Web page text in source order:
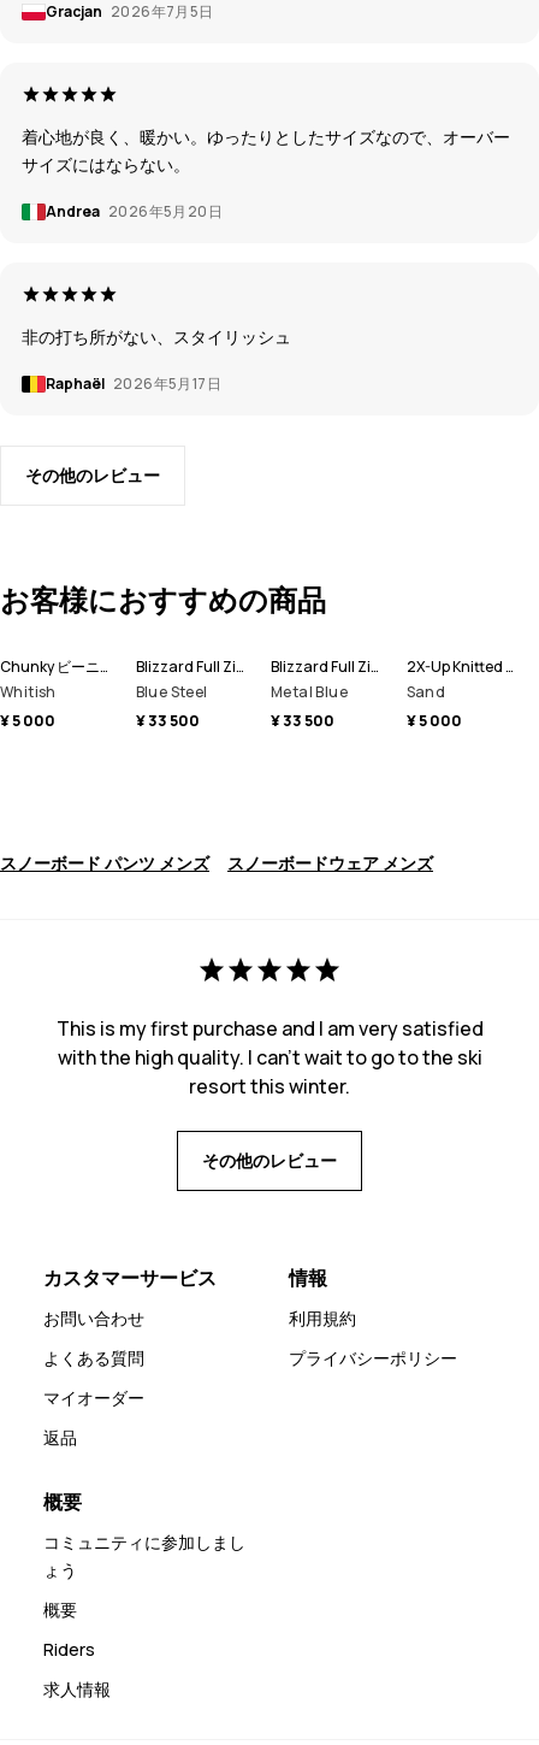
Gracjan 2026年7月5日
着心地が良く、暖かい。ゆったりとしたサイズなので、オーバー
サイズにはならない。
Andrea 2026年5月20日
非の打ち所がない、スタイリッシュ
Raphaël 2026年5月17日
その他のレビュー
お客様におすすめの商品
Chunky ビーニー帽
Whitish
¥ 5 000
Blizzard Full Zip スノーボードジャケット メンズ
Blue Steel
¥ 33 500
Blizzard Full Zip スキージャケット メンズ
Metal Blue
¥ 33 500
2X-Up Knitted スキー マスク
Sand
¥ 5 000
スノーボード パンツ メンズ スノーボードウェア メンズ
This is my first purchase and I am very satisfied
with the high quality. I can't wait to go to the ski
resort this winter.
その他のレビュー
カスタマーサービス
お問い合わせ
よくある質問
マイオーダー
返品
情報
利用規約
プライバシーポリシー
概要
コミュニティに参加しまし
ょう
概要
Riders
求人情報